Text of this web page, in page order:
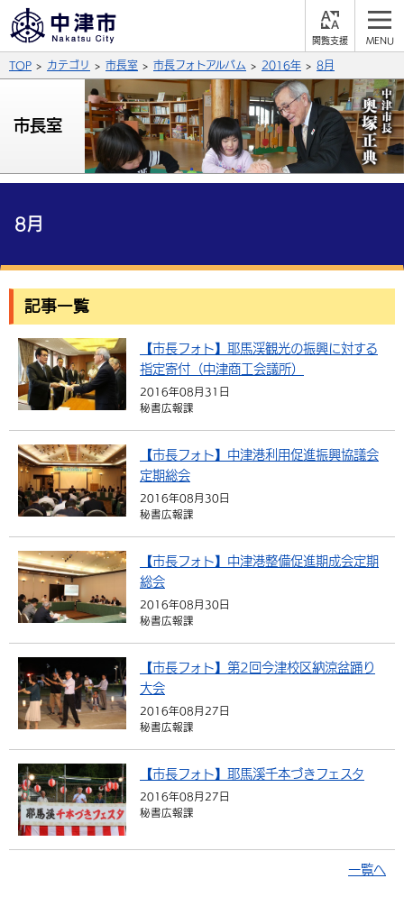
支
ふりがなをつける
背景色
青
文字の大きさ
拡大 標準 縮小
言語を選択
英語（English）
サイト内検索
くらしの情報
届出・登録・証明
福祉・介護 健康・予防
税金 住宅・インフラ
選挙 外国人の方向け情報
事業者の方へ
入札・契約 産業・雇用
農林水産業 税金
子育て・教育
施設情報 子どもを預ける
手当・助成 健康・医療
相談・支援・情報 計画・施策
観光・移住
観光なび スポットを探す
遊ぶ・体験する
買う・おみやげ 四季のイベント・祭り
市政情報
中津市について
地方創生・地域活性化 広報・広聴
TOP カテゴリ 市長室 市長フォトアルバム 2016年 8月
市長室
8月
記事一覧
【市長フォト】耶馬渓観光の振興に対する
指定寄付（中津商工会議所）
2016年08月31日
秘書広報課
【市長フォト】中津港利用促進振興協議会
定期総会
2016年08月30日
秘書広報課
【市長フォト】中津港整備促進期成会定期
総会
2016年08月30日
秘書広報課
【市長フォト】第2回今津校区納涼盆踊り
大会
2016年08月27日
秘書広報課
【市長フォト】耶馬溪千本づきフェスタ
2016年08月27日
秘書広報課
一覧へ